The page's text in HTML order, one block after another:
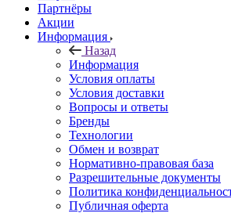
Партнёры
Акции
Информация
Назад
Информация
Условия оплаты
Условия доставки
Вопросы и ответы
Бренды
Технологии
Обмен и возврат
Нормативно-правовая база
Разрешительные документы
Политика
Публичная оферта